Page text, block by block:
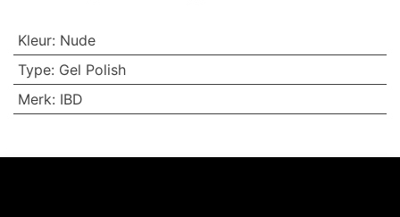
Kleur: Nude
Type: Gel Polish
Merk: IBD